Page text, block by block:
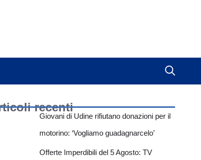
recenti
Giovani di Udine rifiutano donazioni per il
motorino: ‘Vogliamo guadagnarcelo’
Offerte Imperdibili del 5 Agosto: TV